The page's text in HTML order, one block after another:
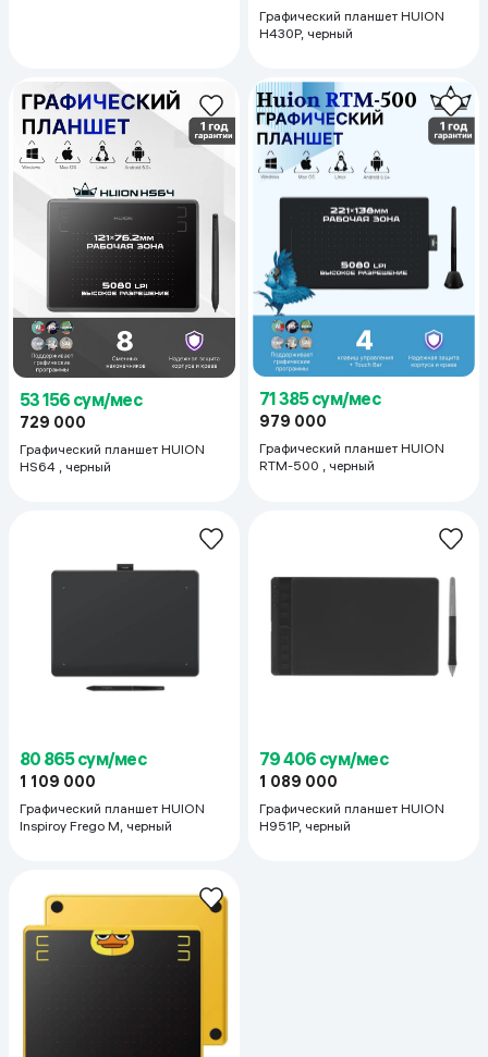
Графический планшет HUION
H430P, черный
53 156 сум/мес
729 000
Графический планшет HUION
HS64 , черный
71 385 сум/мес
979 000
Графический планшет HUION
RTM-500 , черный
80 865 сум/мес
1 109 000
Графический планшет HUION
Inspiroy Frego M, черный
79 406 сум/мес
1 089 000
Графический планшет HUION
H951P, черный